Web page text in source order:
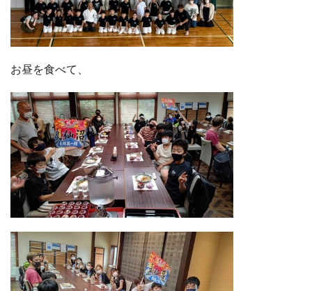
お昼を食べて、